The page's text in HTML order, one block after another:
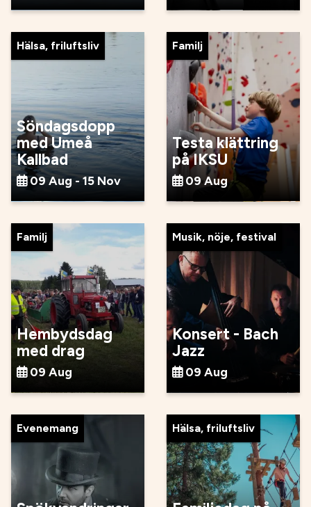
Hälsa, friluftsliv
Söndagsdopp
med Umeå
Kallbad
09 Aug - 15 Nov
Familj
Testa klättring
på IKSU
09 Aug
Familj
Hembydsdag
med drag
09 Aug
Musik, nöje, festival
Konsert - Bach
Jazz
09 Aug
Evenemang Hälsa, friluftsliv